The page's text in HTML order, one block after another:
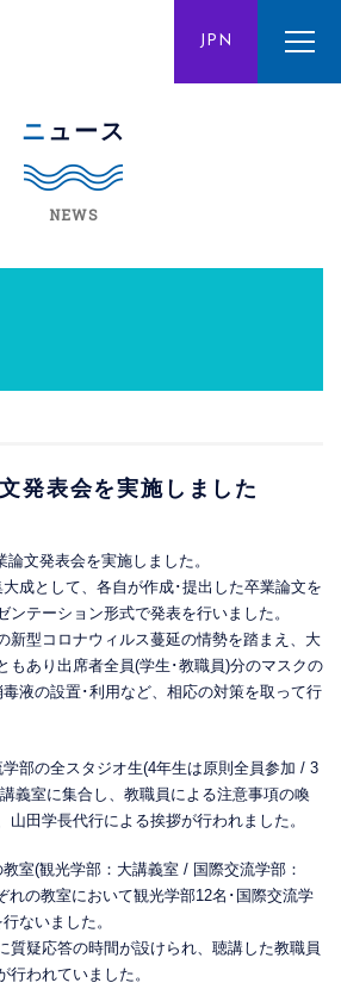
JPN
ENG CHN
ニュース
NEWS
発表会を実施しました
文発表会を実施しました。
成として、各自が作成･提出した卒業論文を
ンテーション形式で発表を行いました。
新型コロナウィルス蔓延の情勢を踏まえ、大
もあり出席者全員(学生･教職員)分のマスクの
液の設置･利用など、相応の対策を取って行
部の全スタジオ生(4年生は原則全員参加 / 3
義室に集合し、教職員による注意事項の喚
山田学長代行による挨拶が行われました。
室(観光学部：大講義室 / 国際交流学部：
れの教室において観光学部12名･国際交流学
ないました。
質疑応答の時間が設けられ、聴講した教職員
われていました。